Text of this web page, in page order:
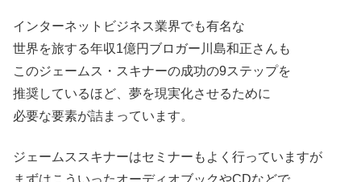
インターネットビジネス業界でも有名な
世界を旅する年収1億円ブロガー川島和正さんも
このジェームス・スキナーの成功の9ステップを
推奨しているほど、夢を現実化させるために
必要な要素が詰まっています。
ジェームススキナーはセミナーもよく行っていますが
まずはこういったオーディオブックやCDなどで